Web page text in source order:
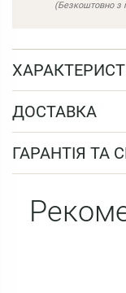
(Безкоштовно з
ДОСТАВКА
ГАРАНТІЯ ТА